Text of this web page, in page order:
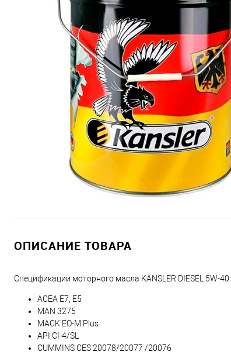
ОПИСАНИЕ ТОВАРА
Спецификации моторного масла KANSLER DIESEL 5W-40:
ACEA E7, E5
MAN 3275
MACK EO-M Plus
API CI-4/SL
CUMМINS CES 20078/20077 /20076